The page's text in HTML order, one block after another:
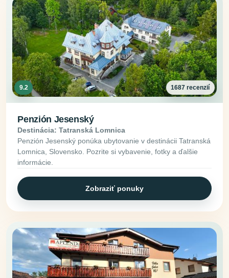
9.2 1687 recenzií
Penzión Jesenský
Destinácia: Tatranská Lomnica
Penzión Jesenský ponúka ubytovanie v destinácii Tatranská
Lomnica, Slovensko. Pozrite si vybavenie, fotky a ďalšie
informácie.
Zobraziť ponuky